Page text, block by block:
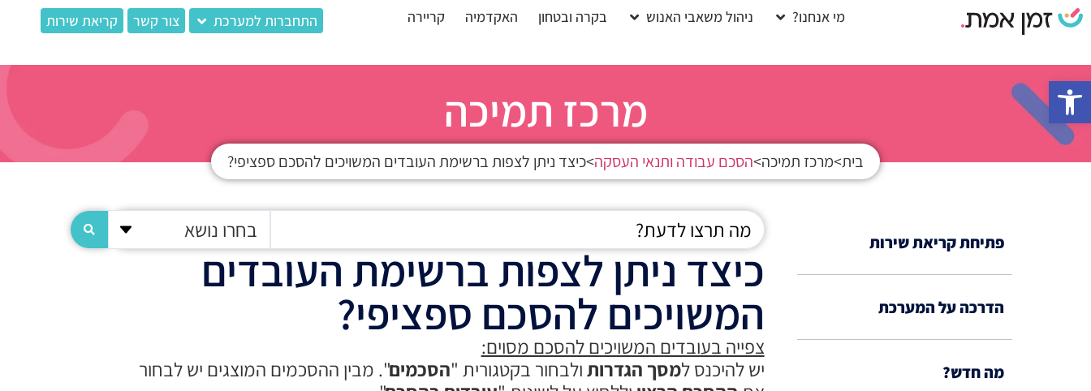
פתח סרגל נגישות
מי אנחנו? ניהול משאבי האנוש בקרה ובטחון האקדמיה קריירה התחברות למערכת צור קשר קריאת שירות
מרכז תמיכה
בית>מרכז תמיכה>הסכם עבודה ותנאי העסקה>כיצד ניתן לצפות ברשימת העובדים המשויכים להסכם ספציפי?
פתיחת קריאת שירות
הדרכה על המערכת
מה חדש?
בחרו נושא
כיצד ניתן לצפות ברשימת העובדים
המשויכים להסכם ספציפי?
צפייה בעובדים המשויכים להסכם מסוים:
יש להיכנס למסך הגדרותולבחור בקטגורית "הסכמים". מבין ההסכמים המוצגים יש לבחור